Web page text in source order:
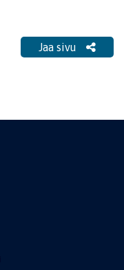
Jaa sivu